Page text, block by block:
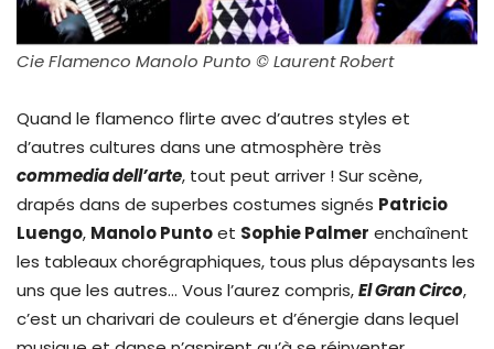
Cie Flamenco Manolo Punto © Laurent Robert
Quand le flamenco flirte avec d’autres styles et
d’autres cultures dans une atmosphère très
commedia dell’arte, tout peut arriver ! Sur scène,
drapés dans de superbes costumes signés Patricio
Luengo, Manolo Puntoet Sophie Palmer enchaînent
les tableaux chorégraphiques, tous plus dépaysants les
uns que les autres… Vous l’aurez compris,El Gran Circo,
c’est un charivari de couleurs et d’énergie dans lequel